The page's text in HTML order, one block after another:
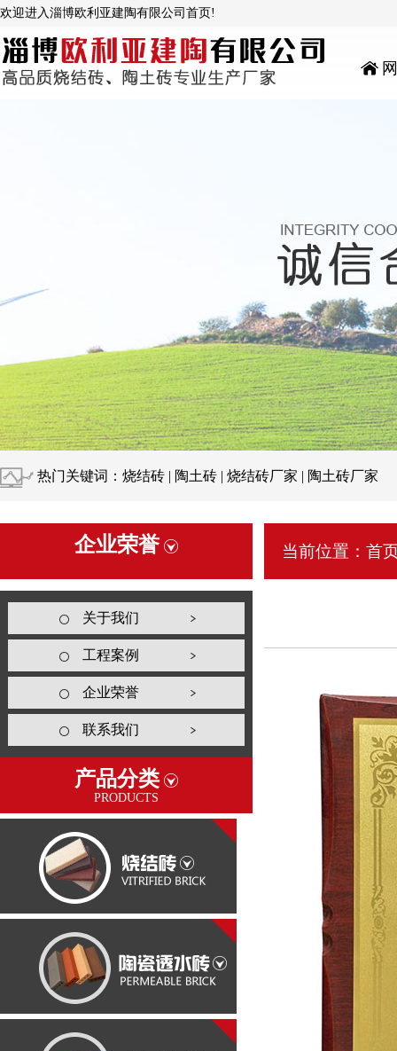
欢迎进入淄博欧利亚建陶有限公司首页!
热门关键词：烧结砖 | 陶土砖 | 烧结砖厂家 | 陶土砖厂家
企业荣誉
关于我们
工程案例
企业荣誉
联系我们
产品分类
PRODUCTS
当前位置： 首